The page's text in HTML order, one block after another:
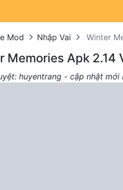
Mod Nhập Vai Winter
Memories Apk
huyentrang - cập nhật mới